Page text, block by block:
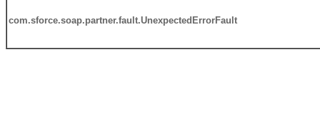
com.sforce.soap.partner.fault.UnexpectedErrorFault